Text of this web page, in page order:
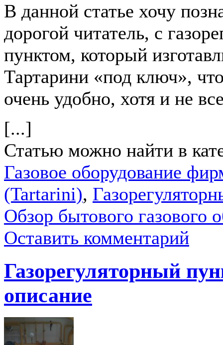
В данной статье хочу
дорогой читатель, с
пунктом, который
Тартарини «под ключ»,
очень удобно, хотя и не
[...]
Статью можно найти в
Газовое оборудование
(Tartarini),
Обзор бытового газового
Оставить комментарий
Газорегуляторный
описание